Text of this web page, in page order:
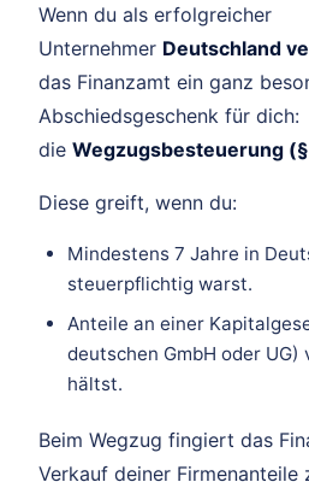
Wenn du als erfolgreicher
Unternehmer Deutschland
das Finanzamt ein ganz
Abschiedsgeschenk für dich:
die Wegzugsbesteuerung (§
Diese greift, wenn du:
Mindestens 7 Jahre in
steuerpflichtig warst.
Anteile an einer
deutschen GmbH oder UG)
hältst.
Beim Wegzug fingiert das
Verkauf deiner Firmenanteile